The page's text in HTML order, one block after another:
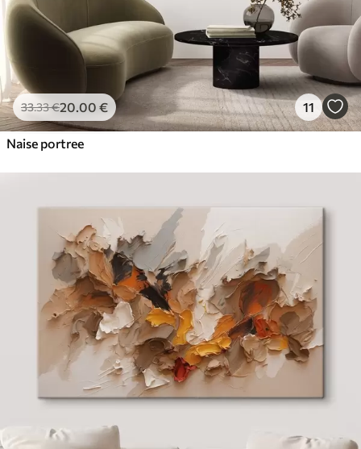
33.33€20.00 € 11
Naise portree